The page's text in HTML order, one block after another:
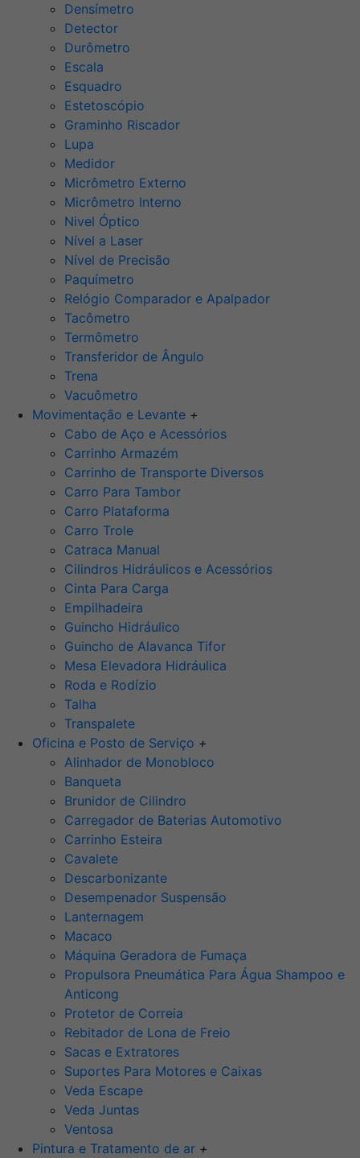
Densímetro
Detector
Durômetro
Escala
Esquadro
Estetoscópio
Graminho Riscador
Lupa
Medidor
Micrômetro Externo
Micrômetro Interno
Nivel Óptico
Nível a Laser
Nível de Precisão
Paquímetro
Relógio Comparador e Apalpador
Tacômetro
Termômetro
Transferidor de Ângulo
Trena
Vacuômetro
Movimentação e Levante +
Cabo de Aço e Acessórios
Carrinho Armazém
Carrinho de Transporte Diversos
Carro Para Tambor
Carro Plataforma
Carro Trole
Catraca Manual
Cilindros Hidráulicos e Acessórios
Cinta Para Carga
Empilhadeira
Guincho Hidráulico
Guincho de Alavanca Tifor
Mesa Elevadora Hidráulica
Roda e Rodízio
Talha
Transpalete
Oficina e Posto de Serviço +
Alinhador de Monobloco
Banqueta
Brunidor de Cilindro
Carregador de Baterias Automotivo
Carrinho Esteira
Cavalete
Descarbonizante
Desempenador Suspensão
Lanternagem
Macaco
Máquina Geradora de Fumaça
Propulsora Pneumática Para Água Shampoo e
Anticong
Protetor de Correia
Rebitador de Lona de Freio
Sacas e Extratores
Suportes Para Motores e Caixas
Veda Escape
Veda Juntas
Ventosa
Pintura e Tratamento de ar +